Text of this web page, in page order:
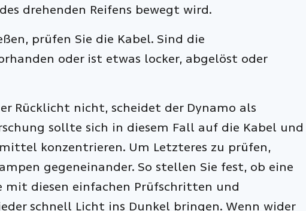
drehenden Reifens bewegt wird.
prüfen Sie die Kabel. Sind die
oder ist etwas locker, abgelöst oder
Rücklicht nicht, scheidet der Dynamo als
sollte sich in diesem Fall auf die Kabel und
konzentrieren. Um Letzteres zu prüfen,
gegeneinander. So stellen Sie fest, ob eine
mit diesen einfachen Prüfschritten und
schnell Licht ins Dunkel bringen. Wenn wider